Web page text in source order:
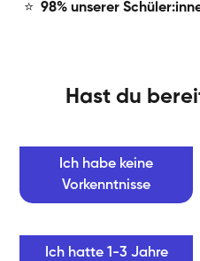
⭐ 98% unserer
Hast du
Ich habe keine
Vorkenntnisse
Ich hatte 1-3 Jahre